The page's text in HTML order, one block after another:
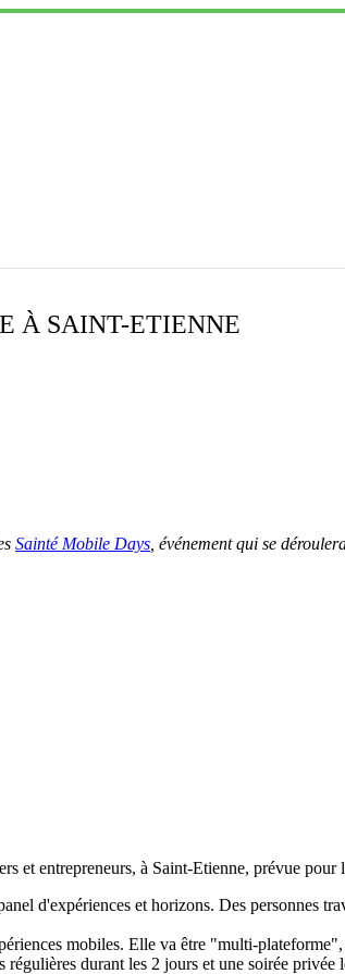
À SAINT-ETIENNE
Sainté Mobile Days , événement qui se
et entrepreneurs, à Saint-Etienne, prévue
d'expériences et horizons. Des personnes
mobiles. Elle va être "multi-
régulières durant les 2 jours et une soirée privée